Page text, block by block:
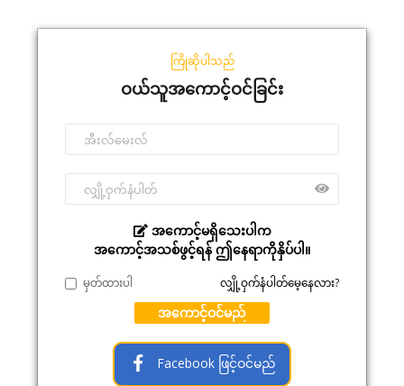
ကြိုဆိုပါသည်
ဝယ်သူအကောင့်ဝင်ခြင်း
အကောင့်မရှိသေးပါက
အကောင့်အသစ်ဖွင့်ရန် ဤနေရာကိုနှိပ်ပါ။
မှတ်ထားပါ လျှို့ဝှက်နံပါတ်မေ့နေလား?
အကောင့်ဝင်မည်
Facebook ဖြင့်ဝင်မည်